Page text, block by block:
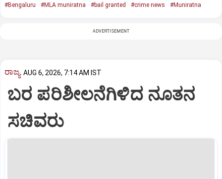
#Bengaluru #MLA muniratna #bail granted #crime news #Muniratna
ADVERTISEMENT
ರಾಜ್ಯ AUG 6, 2026, 7:14 AM IST
ಬರ ಪರಿಶೀಲನೆಗಿಳಿದ ನೂತನ
ಸಚಿವರು